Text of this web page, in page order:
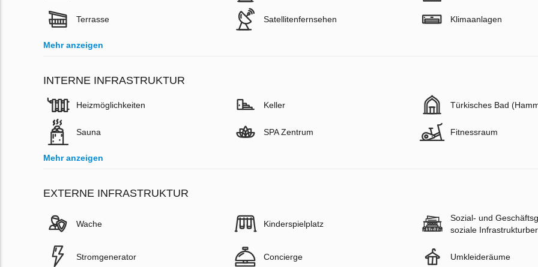
Terrasse Satellitenfernsehen Klimaanlagen
Mehr anzeigen
INTERNE INFRASTRUKTUR
Heizmöglichkeiten Keller Türkisches Bad
Sauna SPA Zentrum Fitnessraum
Mehr anzeigen
EXTERNE INFRASTRUKTUR
Wache Kinderspielplatz
Sozial- und
soziale
Stromgenerator Concierge Umkleideräume